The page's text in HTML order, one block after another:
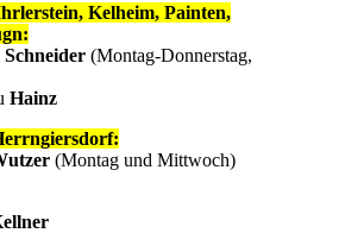
Kelheim, Painten,
Schneider (Montag-Donnerstag,
Hainz
(Montag und Mittwoch)